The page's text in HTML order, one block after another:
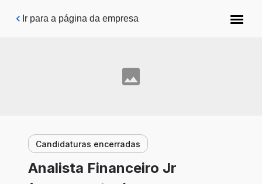
Pular para o conteúdo principal
Ir para a página da empresa
Candidaturas encerradas
Analista Financeiro Jr